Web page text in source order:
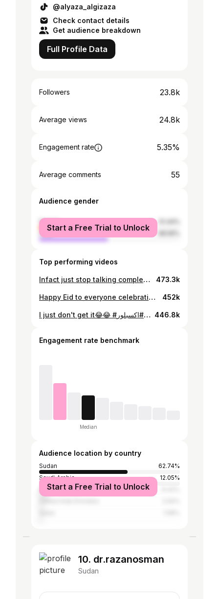
@alyaza_algizaza
Check contact details
Get audience breakdown
Full Profile Data
Followers 23.8k
Average views 24.8k
Engagement rate 5.35%
Average comments 55
Audience gender
female
male
Start a Free Trial to Unlock
Top performing videos
Infact just stop talking completely😂 #girls #girlthings #foryoupage #fyp #muslim #mindyourbusiness #arab #xyzcba 473.3k
Happy Eid to everyone celebrating😂❤️ 🐑#عيد_سعيد #eidmubarak #تهاني_العيد #السودان #اكسبلور #sudanese #arab #goat #foryoupage #fyp #muslim #eid 452k
I just don't get it😂😂 #السودان #اكسبلور #foryoupage #fyp #muslim #sudanese #teamsudan #pickyeater #bestfriend 446.8k
Engagement rate benchmark
Median
Audience location by country
Sudan
62.74%
Saudi Arabia
12.05%
Egypt
Start a Free Trial to Unlock
10. dr.razanosman
Sudan